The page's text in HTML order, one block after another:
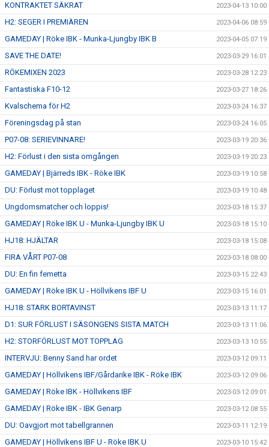
KONTRAKTET SÄKRAT 2023-04-13 10:00
H2: SEGER I PREMIÄREN 2023-04-06 08:59
GAMEDAY | Röke IBK - Munka-Ljungby IBK B 2023-04-05 07:19
SAVE THE DATE! 2023-03-29 16:01
RÖKEMIXEN 2023 2023-03-28 12:23
Fantastiska F10-12 2023-03-27 18:26
Kvalschema för H2 2023-03-24 16:37
Föreningsdag på stan 2023-03-24 16:05
P07-08: SERIEVINNARE! 2023-03-19 20:36
H2: Förlust i den sista omgången 2023-03-19 20:23
GAMEDAY | Bjärreds IBK - Röke IBK 2023-03-19 10:58
DU: Förlust mot topplaget 2023-03-19 10:48
Ungdomsmatcher och loppis! 2023-03-18 15:37
GAMEDAY | Röke IBK U - Munka-Ljungby IBK U 2023-03-18 15:10
HJ18: HJÄLTAR 2023-03-18 15:08
FIRA VÅRT P07-08 2023-03-18 08:00
DU: En fin femetta 2023-03-15 22:43
GAMEDAY | Röke IBK U - Höllvikens IBF U 2023-03-15 16:01
HJ18: STARK BORTAVINST 2023-03-13 11:17
D1: SUR FÖRLUST I SÄSONGENS SISTA MATCH 2023-03-13 11:06
H2: STORFÖRLUST MOT TOPPLAG 2023-03-13 10:55
INTERVJU: Benny Sand har ordet 2023-03-12 09:11
GAMEDAY | Höllvikens IBF/Gårdarike IBK - Röke IBK 2023-03-12 09:06
GAMEDAY | Röke IBK - Höllvikens IBF 2023-03-12 09:01
GAMEDAY | Röke IBK - IBK Genarp 2023-03-12 08:55
DU: Oavgjort mot tabellgrannen 2023-03-11 12:19
GAMEDAY | Höllvikens IBF U - Röke IBK U 2023-03-10 15:42